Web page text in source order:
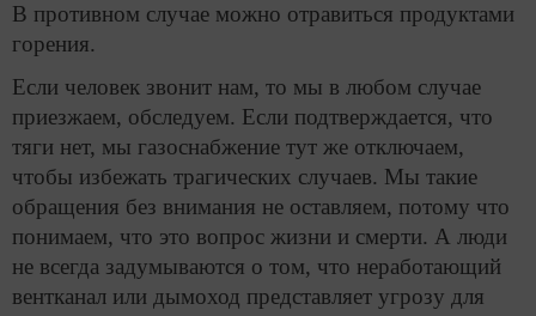
В противном случае можно отравиться продуктами
горения.
Если человек звонит нам, то мы в любом случае
приезжаем, обследуем. Если подтверждается, что
тяги нет, мы газоснабжение тут же отключаем,
чтобы избежать трагических случаев. Мы такие
обращения без внимания не оставляем, потому что
понимаем, что это вопрос жизни и смерти. А люди
не всегда задумываются о том, что неработающий
вентканал или дымоход представляет угрозу для